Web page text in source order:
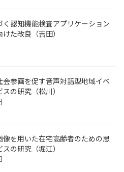
く認知機能検査アプリケーション
た改良（吉田）
会参画を促す音声対話型地域イベ
の研究（松川）
像を用いた在宅高齢者のための思
の研究（堀江）